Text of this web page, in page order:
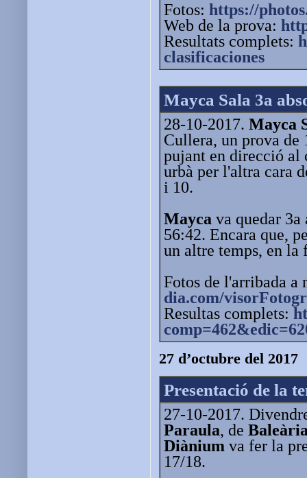
Fotos: https://
Web de la prova:
Resultats complets:
clasificaciones
Mayca Sala 3a
28-10-2017. Mayca
Cullera, un prova
pujant en direcció al
urbà per l'altra cara
i 10.
Mayca va quedar 3a
56:42. Encara que,
un altre temps, en la
Fotos de l'arribada a
dia.com/
Resultas complets:
comp=462
27 d’octubre del 2017
Presentació de la
27-10-2017.
Paraula, de
Diànium va fer la
17/18.